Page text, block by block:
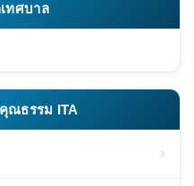
ทศบาล
ณธรรม ITA